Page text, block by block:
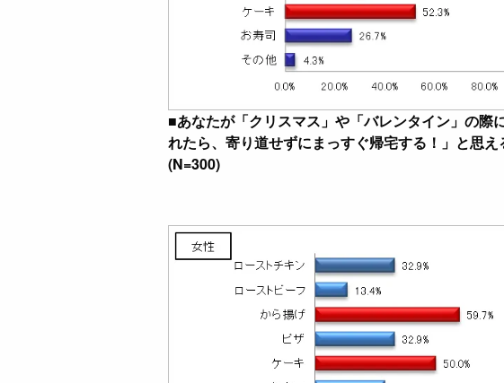
■あなたが「クリスマス」や「バレンタイン」の際
れたら、寄り道せずにまっすぐ帰宅する！」と思え
(N=300)